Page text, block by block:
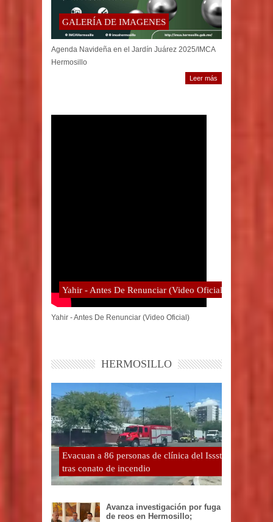
GALERÍA DE IMAGENES
Agenda Navideña en el Jardín Juárez 2025/IMCA
Hermosillo
Leer más
Yahir - Antes De Renunciar (Video Oficial)
Yahir - Antes De Renunciar (Video Oficial)
HERMOSILLO
Evacuan a 86 personas de clínica del Issste
tras conato de incendio
Avanza investigación por fuga
de reos en Hermosillo;